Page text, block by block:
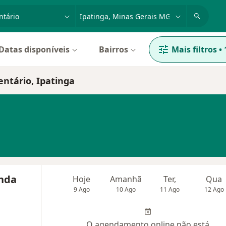
doença ou nome
disponíveis Bairros Mais filtros•
Ipatinga
Hoje
9 Ago
Amanhã
10 Ago
Ter,
11 Ago
Qua
12 Ago